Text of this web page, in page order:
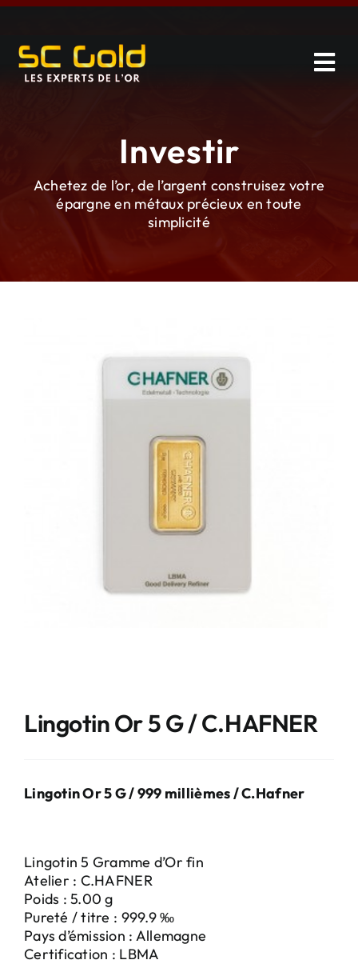
Skip
content
Catalogue
Investir
Achetez de l’or, de l’argent construisez votre
épargne en métaux précieux en toute
simplicité
Lingotin Or 5 G / C.HAFNER
Lingotin Or 5 G / 999 millièmes / C.Hafner
Lingotin 5 Gramme d’Or fin
Atelier : C.HAFNER
Poids : 5.00 g
Pureté / titre : 999.9 ‰
Pays d’émission : Allemagne
Certification : LBMA